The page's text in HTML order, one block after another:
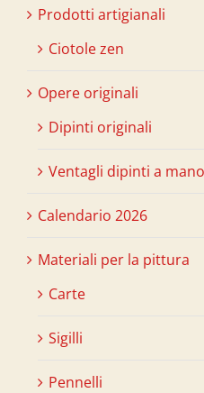
Prodotti artigianali
Ciotole zen
Opere originali
Dipinti originali
Ventagli dipinti a mano
Calendario 2026
Materiali per la pittura
Carte
Sigilli
Pennelli